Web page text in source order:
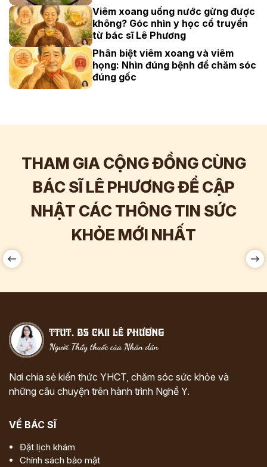
Viêm xoang uống nước gừng được
không? Góc nhìn y học cổ truyền
từ bác sĩ Lê Phương
Phân biệt viêm xoang và viêm
họng: Nhìn đúng bệnh để chăm sóc
đúng gốc
THAM GIA CỘNG ĐỒNG CÙNG
BÁC SĨ LÊ PHƯƠNG ĐỂ CẬP
NHẬT CÁC THÔNG TIN SỨC
KHỎE MỚI NHẤT
Nơi chia sẻ kiến thức YHCT, chăm sóc sức khỏe và
những câu chuyện trên hành trình Nghề Y.
VỀ BÁC SĨ
Đặt lịch khám
Chính sách bảo mật